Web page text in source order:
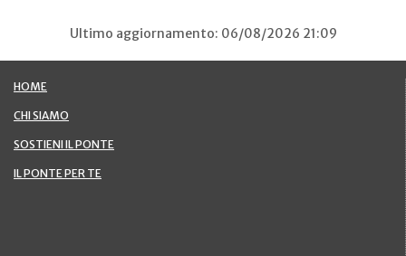
Ultimo aggiornamento: 06/08/2026 21:09
HOME
CHI SIAMO
SOSTIENI IL PONTE
IL PONTE PER TE